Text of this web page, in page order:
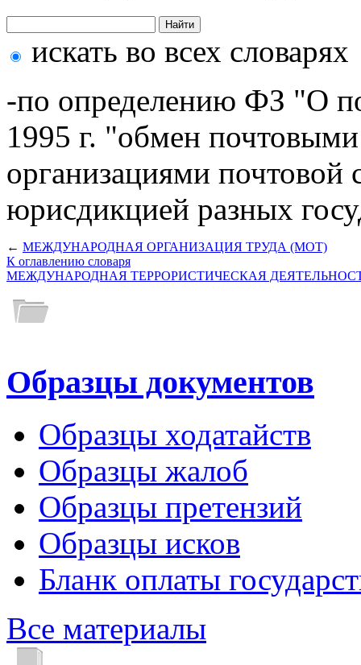
искать во всех словарях
-по определению ФЗ "О
1995 г. "обмен
организациями почтовой
юрисдикцией разных
← МЕЖДУНАРОДНАЯ ОРГАНИЗАЦИЯ ТРУДА (МОТ)
К оглавлению словаря
МЕЖДУНАРОДНАЯ ТЕРРОРИСТИЧЕСКАЯ
Образцы документов
Образцы ходатайств
Образцы жалоб
Образцы претензий
Образцы исков
Бланк оплаты
Все материалы